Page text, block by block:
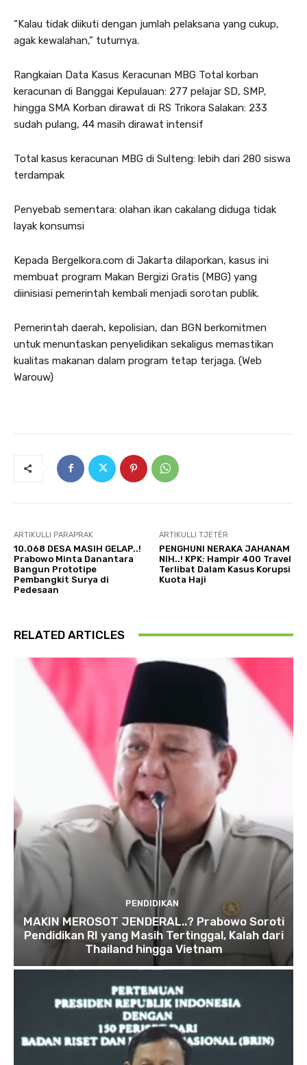
“Kalau tidak diikuti dengan jumlah pelaksana yang cukup,
agak kewalahan,” tuturnya.
Rangkaian Data Kasus Keracunan MBG Total korban
keracunan di Banggai Kepulauan: 277 pelajar SD, SMP,
hingga SMA Korban dirawat di RS Trikora Salakan: 233
sudah pulang, 44 masih dirawat intensif
Total kasus keracunan MBG di Sulteng: lebih dari 280 siswa
terdampak
Penyebab sementara: olahan ikan cakalang diduga tidak
layak konsumsi
Kepada Bergelkora.com di Jakarta dilaporkan, kasus ini
membuat program Makan Bergizi Gratis (MBG) yang
diinisiasi pemerintah kembali menjadi sorotan publik.
Pemerintah daerah, kepolisian, dan BGN berkomitmen
untuk menuntaskan penyelidikan sekaligus memastikan
kualitas makanan dalam program tetap terjaga. (Web
Warouw)
ARTIKULLI PARAPRAK
10.068 DESA MASIH GELAP..!
Prabowo Minta Danantara
Bangun Prototipe
Pembangkit Surya di
Pedesaan
ARTIKULLI TJETËR
PENGHUNI NERAKA JAHANAM
NIH..! KPK: Hampir 400 Travel
Terlibat Dalam Kasus Korupsi
Kuota Haji
RELATED ARTICLES
PENDIDIKAN
MAKIN MEROSOT JENDERAL..? Prabowo Soroti
Pendidikan RI yang Masih Tertinggal, Kalah dari
Thailand hingga Vietnam